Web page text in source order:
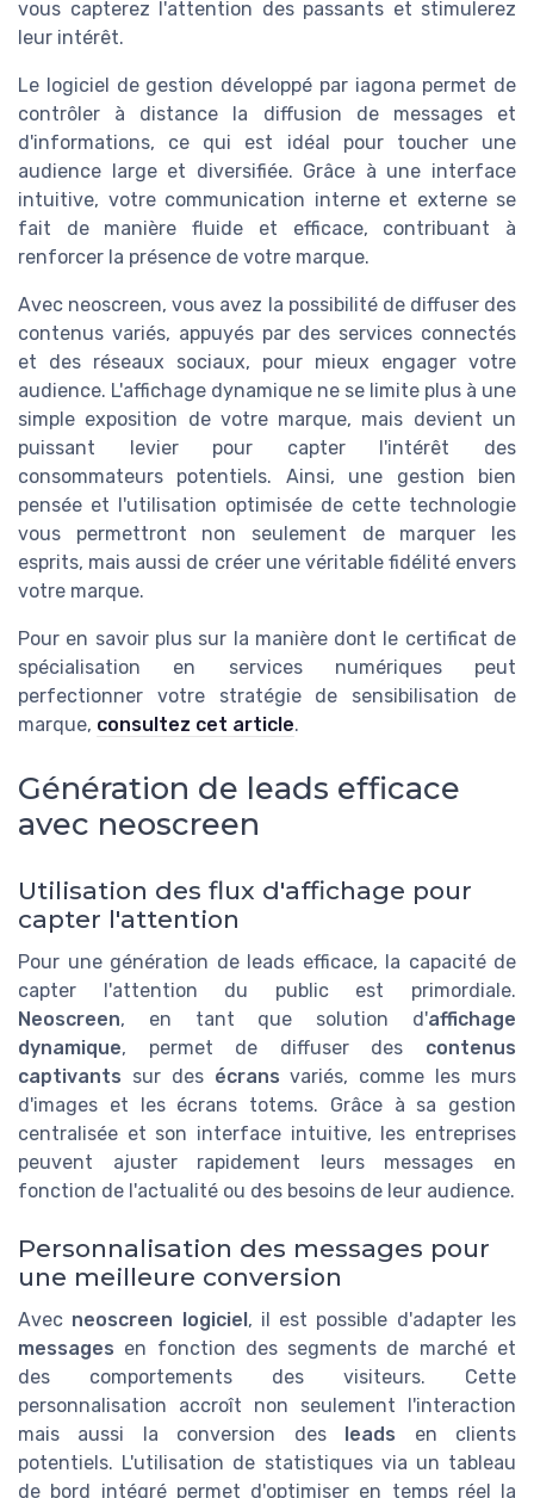
vous capterez l'attention des passants et stimulerez
leur intérêt.
Le logiciel de gestion développé par iagona permet de
contrôler à distance la diffusion de messages et
d'informations, ce qui est idéal pour toucher une
audience large et diversifiée. Grâce à une interface
intuitive, votre communication interne et externe se
fait de manière fluide et efficace, contribuant à
renforcer la présence de votre marque.
Avec neoscreen, vous avez la possibilité de diffuser des
contenus variés, appuyés par des services connectés
et des réseaux sociaux, pour mieux engager votre
audience. L'affichage dynamique ne se limite plus à une
simple exposition de votre marque, mais devient un
puissant levier pour capter l'intérêt des
consommateurs potentiels. Ainsi, une gestion bien
pensée et l'utilisation optimisée de cette technologie
vous permettront non seulement de marquer les
esprits, mais aussi de créer une véritable fidélité envers
votre marque.
Pour en savoir plus sur la manière dont le certificat de
spécialisation en services numériques peut
perfectionner votre stratégie de sensibilisation de
marque, consultez cet article.
Génération de leads efficace
avec neoscreen
Utilisation des flux d'affichage pour
capter l'attention
Pour une génération de leads efficace, la capacité de
capter l'attention du public est primordiale.
Neoscreen, en tant que solution d'affichage
dynamique, permet de diffuser des contenus
captivants sur des écrans variés, comme les murs
d'images et les écrans totems. Grâce à sa gestion
centralisée et son interface intuitive, les entreprises
peuvent ajuster rapidement leurs messages en
fonction de l'actualité ou des besoins de leur audience.
Personnalisation des messages pour
une meilleure conversion
Avec neoscreen logiciel , il est possible d'adapter les
messages en fonction des segments de marché et
des comportements des visiteurs. Cette
personnalisation accroît non seulement l'interaction
mais aussi la conversion des
leads en clients
potentiels. L'utilisation de statistiques via un tableau
de bord intégré permet d'optimiser en temps réel la